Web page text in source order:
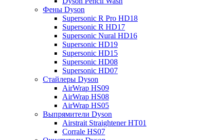
Фены Dyson
Supersonic R Pro HD18
Supersonic R HD17
Supersonic Nural HD16
Supersonic HD19
Supersonic HD15
Supersonic HD08
Supersonic HD07
Стайлеры Dyson
AirWrap HS09
AirWrap HS08
AirWrap HS05
Выпрямители Dyson
Airstrait Straightener HT01
Corrale HS07